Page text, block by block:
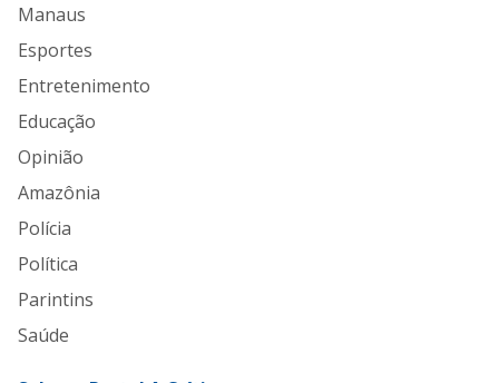
Manaus
Esportes
Entretenimento
Educação
Opinião
Amazônia
Polícia
Política
Parintins
Saúde